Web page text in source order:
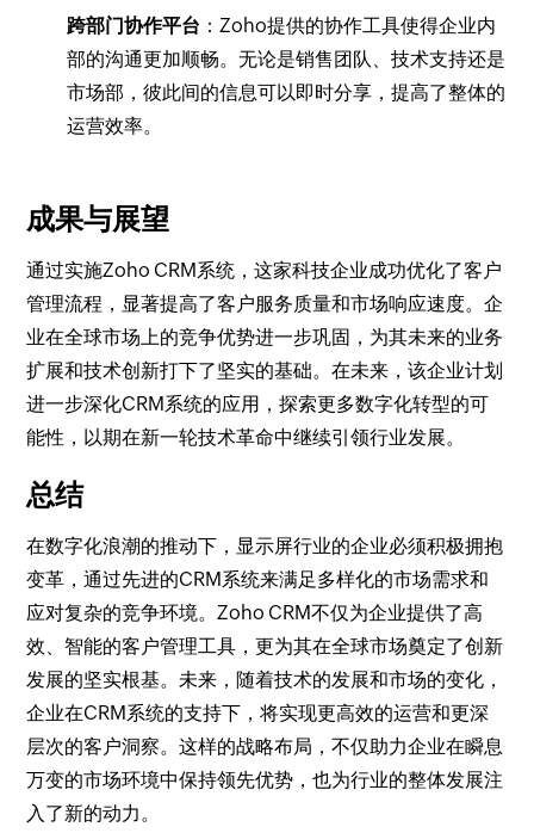
跨部门协作平台 ：Zoho提供的协作工具使得企业内
部的沟通更加顺畅。无论是销售团队、技术支持还是
市场部，彼此间的信息可以即时分享，提高了整体的
运营效率。
成果与展望
通过实施Zoho CRM系统，这家科技企业成功优化了客户
管理流程，显著提高了客户服务质量和市场响应速度。企
业在全球市场上的竞争优势进一步巩固，为其未来的业务
扩展和技术创新打下了坚实的基础。在未来，该企业计划
进一步深化CRM系统的应用，探索更多数字化转型的可
能性，以期在新一轮技术革命中继续引领行业发展。
总结
在数字化浪潮的推动下，显示屏行业的企业必须积极拥抱
变革，通过先进的CRM系统来满足多样化的市场需求和
应对复杂的竞争环境。Zoho CRM不仅为企业提供了高
效、智能的客户管理工具，更为其在全球市场奠定了创新
发展的坚实根基。未来，随着技术的发展和市场的变化，
企业在CRM系统的支持下，将实现更高效的运营和更深
层次的客户洞察。这样的战略布局，不仅助力企业在瞬息
万变的市场环境中保持领先优势，也为行业的整体发展注
入了新的动力。